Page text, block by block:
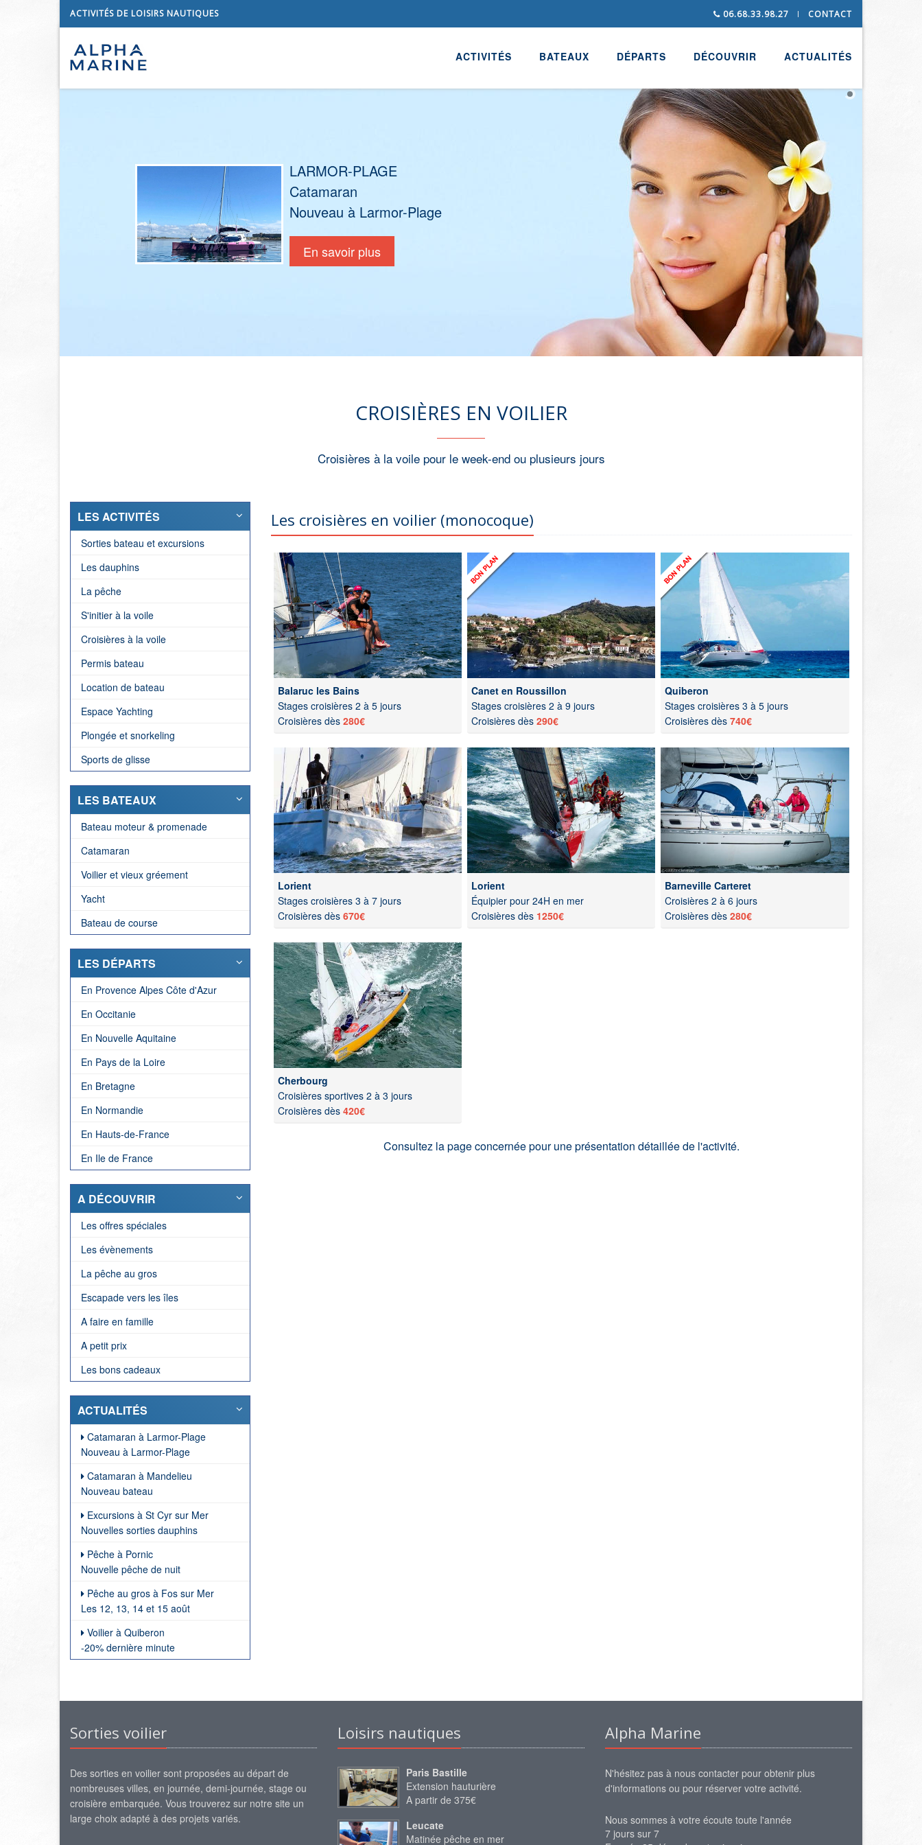
ACTIVITÉS DE LOISIRS NAUTIQUES 06.68.33.98.27 CONTACT
ACTIVITÉS BATEAUX DÉPARTS DÉCOUVRIR ACTUALITÉS
LARMOR-PLAGE
Catamaran
Nouveau à Larmor-Plage
En savoir plus
CROISIÈRES EN VOILIER
Croisières à la voile pour le week-end ou plusieurs jours
Les croisières en voilier (monocoque)
Balaruc les Bains
Stages croisières 2 à 5 jours
Croisières dès 280€
Canet en Roussillon
Stages croisières 2 à 9 jours
Croisières dès 290€
Quiberon
Stages croisières 3 à 5 jours
Croisières dès740€
Lorient
Stages croisières 3 à 7 jours
Croisières dès 670€
Lorient
Équipier pour 24H en mer
Croisières dès 1250€
Barneville Carteret
Croisières 2 à 6 jours
Croisières dès280€
Cherbourg
Croisières sportives 2 à 3 jours
Croisières dès 420€
Consultez la page concernée pour une présentation détaillée de l'activité.
LES ACTIVITÉS
Sorties bateau et excursions
Les dauphins
La pêche
S'initier à la voile
Croisières à la voile
Permis bateau
Location de bateau
Espace Yachting
Plongée et snorkeling
Sports de glisse
LES BATEAUX
Bateau moteur & promenade
Catamaran
Voilier et vieux gréement
Yacht
Bateau de course
LES DÉPARTS
En Provence Alpes Côte d'Azur
En Occitanie
En Nouvelle Aquitaine
En Pays de la Loire
En Bretagne
En Normandie
En Hauts-de-France
En Ile de France
A DÉCOUVRIR
Les offres spéciales
Les évènements
La pêche au gros
Escapade vers les îles
A faire en famille
A petit prix
Les bons cadeaux
ACTUALITÉS
Catamaran à Larmor-Plage
Nouveau à Larmor-Plage
Catamaran à Mandelieu
Nouveau bateau
Excursions à St Cyr sur Mer
Nouvelles sorties dauphins
Pêche à Pornic
Nouvelle pêche de nuit
Pêche au gros à Fos sur Mer
Les 12, 13, 14 et 15 août
Voilier à Quiberon
-20% dernière minute
Sorties voilier
Des sorties en voilier sont proposées au départ de
nombreuses villes, en journée, demi-journée, stage ou
croisière embarquée. Vous trouverez sur notre site un
large choix adapté à des projets variés.
Loisirs nautiques
Paris Bastille
Extension hauturière
A partir de 375€
Leucate
Matinée pêche en mer
Alpha Marine
N'hésitez pas à nous contacter pour obtenir plus
d'informations ou pour réserver votre activité.
Nous sommes à votre écoute toute l'année
7 jours sur 7